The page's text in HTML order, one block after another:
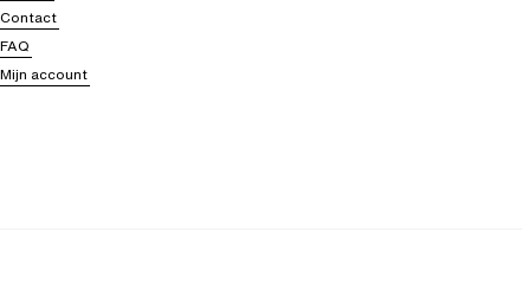
Contact
FAQ
Mijn account